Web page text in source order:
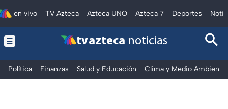
en vivo TV Azteca Azteca UNO Azteca 7 Deportes
tv azteca noticias
Política Finanzas Salud y Educación Clima y Medio Ambiente